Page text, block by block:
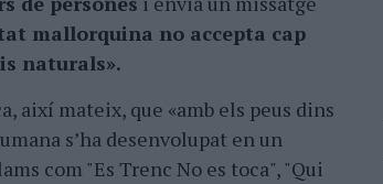
mallorquina no accepta cap
naturals».
així mateix, que «amb els peus dins
s’ha desenvolupat en un
com "Es Trenc No es toca", "Qui